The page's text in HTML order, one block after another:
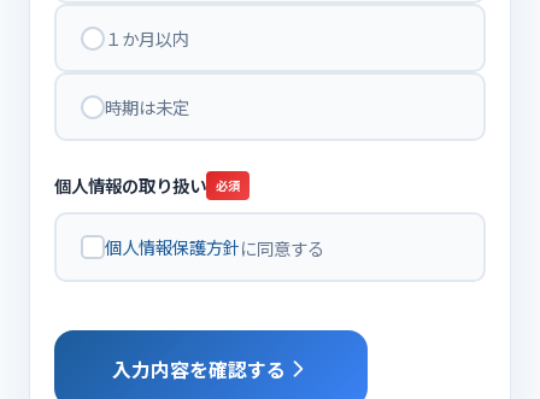
１か月以内
時期は未定
個人情報の取り扱い 必須
個人情報保護方針に同意する
入力内容を確認する